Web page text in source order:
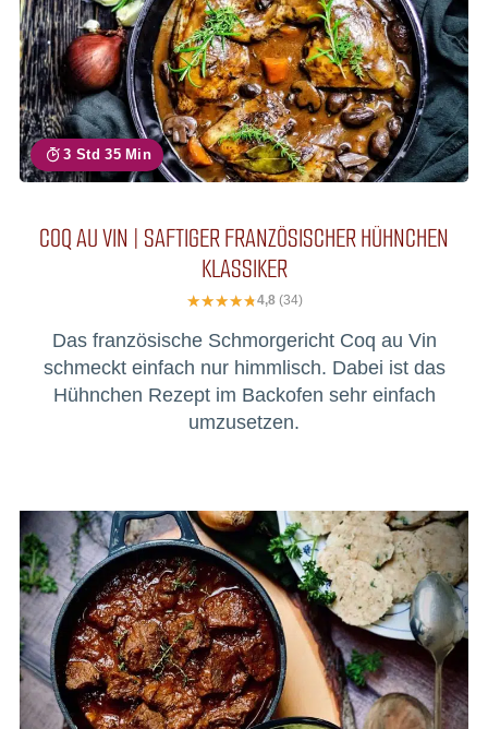
3 Std 35 Min
COQ AU VIN | SAFTIGER FRANZÖSISCHER HÜHNCHEN
KLASSIKER
4,8 (34)
Das französische Schmorgericht Coq au Vin
schmeckt einfach nur himmlisch. Dabei ist das
Hühnchen Rezept im Backofen sehr einfach
umzusetzen.